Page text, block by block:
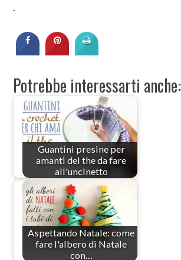
.
Potrebbe interessarti anche:
Guantini presine per
amanti del the da fare
all'uncinetto
Aspettando Natale: come
fare l'albero di Natale
con…